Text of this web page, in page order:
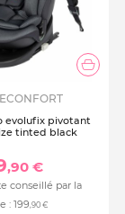
evolufix pivotant
tinted black
,90 €
conseillé par la
: 199,90 €